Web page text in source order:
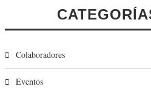
Colaboradores
Eventos